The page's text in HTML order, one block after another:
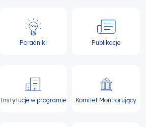
Poradniki Publikacje
Instytucje w programie Komitet Monitorujący